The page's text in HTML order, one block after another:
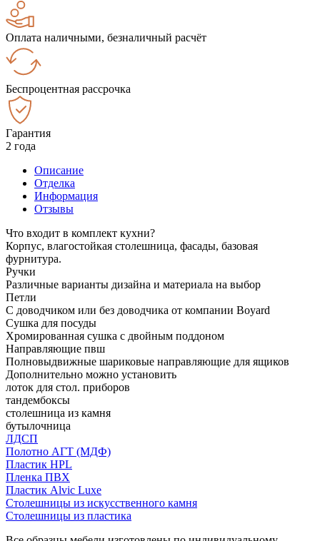
Оплата наличными, безналичный расчёт
Беспроцентная рассрочка
Гарантия
2 года
Описание
Отделка
Информация
Отзывы
Что входит в комплект кухни?
Корпус, влагостойкая столешница, фасады, базовая
фурнитура.
Ручки
Различные варианты дизайна и материала на выбор
Петли
С доводчиком или без доводчика от компании Boyard
Сушка для посуды
Хромированная сушка с двойным поддоном
Направляющие пвш
Полновыдвижные шариковые направляющие для ящиков
Дополнительно можно установить
лоток для стол. приборов
тандембоксы
столешница из камня
бутылочница
ЛДСП
Полотно АГТ (МДФ)
Пластик HPL
Пленка ПВХ
Пластик Alvic Luxe
Столешницы из искусственного камня
Столешницы из пластика